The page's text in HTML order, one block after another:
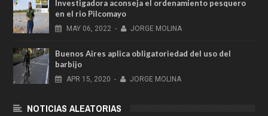
Investigadora aconseja el ordenamiento pesquero
en el rio Pilcomayo
MAY 06, 2022 - JORGE MOLINA
Buenos Aires aplica obligatoriedad del uso del
barbijo
APR 15, 2020 - JORGE MOLINA
NOTICIAS ALEATORIAS